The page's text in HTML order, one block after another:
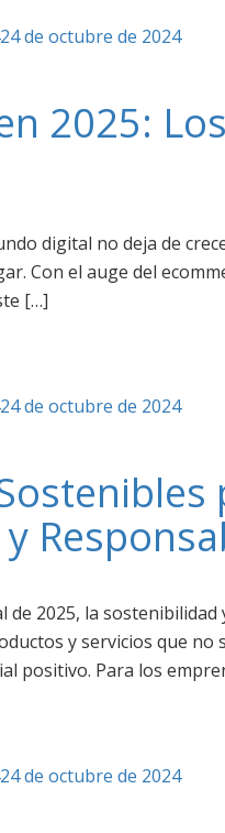
24 de octubre de 2024
2025:
digital no deja de
Con el auge del
[…]
24 de octubre de 2024
de 2025, la
y servicios que
positivo. Para los
24 de octubre de 2024